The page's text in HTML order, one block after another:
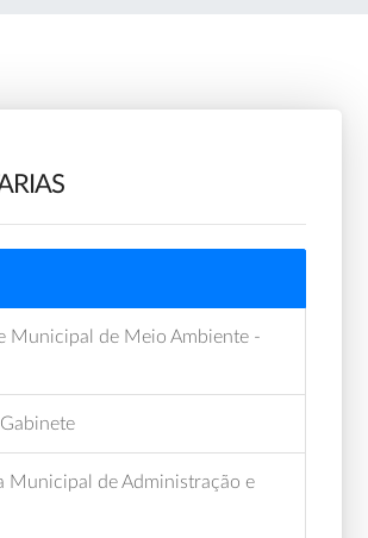
Municipal de Meio Ambiente -
Municipal de Administração e